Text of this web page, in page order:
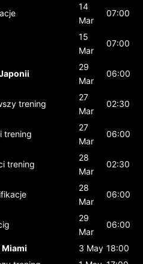
14
Mar
07:00
15
Mar
07:00
29
Mar
06:00
trening
27
Mar
02:30
trening
27
Mar
06:00
trening
28
Mar
02:30
28
Mar
06:00
29
Mar
06:00
Miami 3 May 18:00